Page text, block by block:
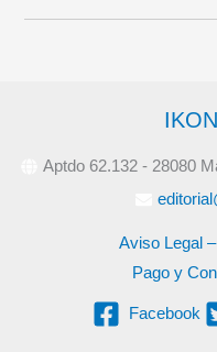
Aptdo 62.132 - 28080
Aviso Legal
Pago y
Facebook